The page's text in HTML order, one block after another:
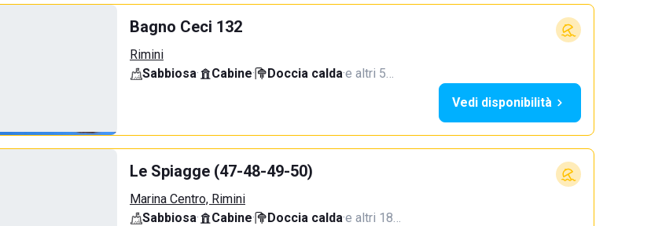
Bagno Ceci 132
Rimini
Sabbiosa· Cabine· Doccia calda·e altri 5…
Vedi disponibilità
Le Spiagge (47-48-49-50)
Marina Centro, Rimini
Sabbiosa· Cabine· Doccia calda·e altri 18…